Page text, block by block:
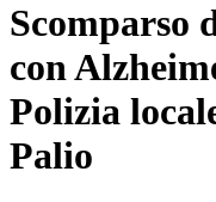
Scomparso
con
Polizia
Palio